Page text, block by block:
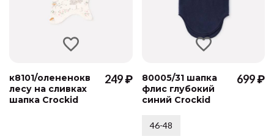
к8101/олененокв
лесу на сливках
шапка Crockid
249 ₽
80005/31 шапка
флис глубокий
синий Crockid
699 ₽
46-48